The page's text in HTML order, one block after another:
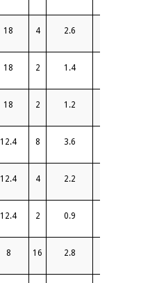
18 4 2.6
18 2 1.4
18 2 1.2
12.4 8 3.6
12.4 4 2.2
12.4 2 0.9
8 16 2.8